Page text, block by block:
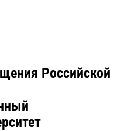
Российской